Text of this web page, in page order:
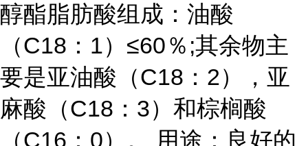
醇酯脂肪酸组成：油酸
（C18：1）≤60％;其余物主
要是亚油酸（C18：2），亚
麻酸（C18：3）和棕榈酸
（C16：0）。 用途：良好的